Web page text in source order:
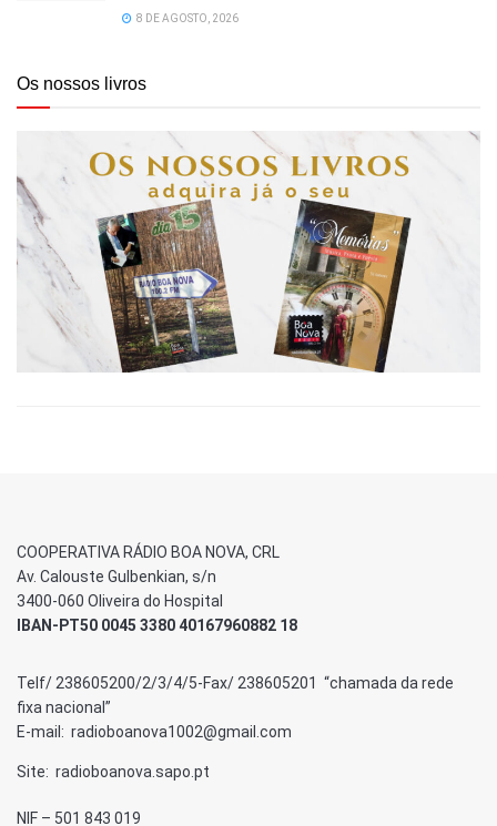
8 DE AGOSTO, 2026
Os nossos livros
COOPERATIVA RÁDIO BOA NOVA, CRL
Av. Calouste Gulbenkian, s/n
3400-060 Oliveira do Hospital
IBAN-PT50 0045 3380 40167960882 18
Telf/ 238605200/2/3/4/5-Fax/ 238605201 “chamada da rede
fixa nacional”
E-mail: radioboanova1002@gmail.com
Site: radioboanova.sapo.pt
NIF – 501 843 019